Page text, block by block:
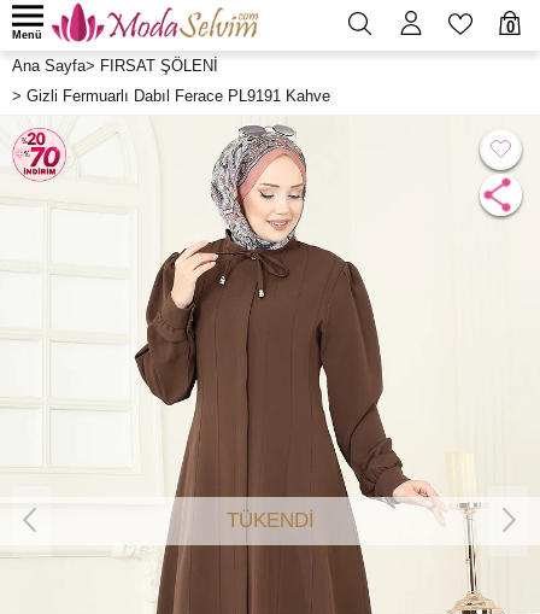
0
Menü
Ana Sayfa> FIRSAT ŞÖLENİ
> Gizli Fermuarlı Dabıl Ferace PL9191 Kahve
TÜKENDİ